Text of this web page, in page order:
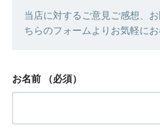
当店に対するご意見ご感想、
ちらのフォームよりお気軽にお
お名前 （必須）